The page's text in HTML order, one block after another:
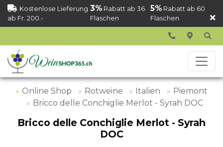
Kostenlose Lieferung
ab Fr. 200.-
3% Rabatt ab 36
Flaschen
5%Rabatt ab 60
Flaschen
Online Shop Rotweine Italien
Piemont
Bricco delle Conchiglie Merlot - Syrah DOC
Bricco delle Conchiglie Merlot - Syrah
DOC